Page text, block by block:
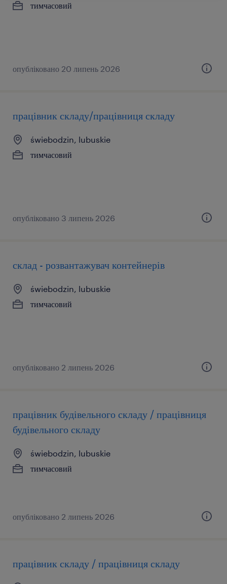
тимчасовий
опубліковано 20 липень 2026
працівник складу/працівниця складу
świebodzin, lubuskie
тимчасовий
опубліковано 3 липень 2026
склад - розвантажувач контейнерів
świebodzin, lubuskie
тимчасовий
опубліковано 2 липень 2026
працівник будівельного складу / працівниця
будівельного складу
świebodzin, lubuskie
тимчасовий
опубліковано 2 липень 2026
працівник складу / працівниця складу